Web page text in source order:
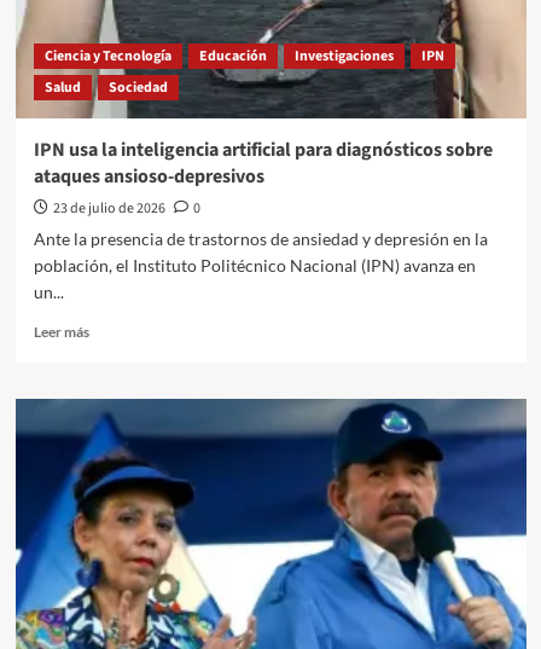
populares
de
España
en
el
Ciencia y Tecnología Educación Investigaciones
IPN
Salud
Sociedad
IPN usa la inteligencia artificial para diagnósticos sobre
ataques ansioso-depresivos
23 de julio de 2026
0
Ante la presencia de trastornos de ansiedad y depresión en la
población, el Instituto Politécnico Nacional (IPN) avanza en
un...
Leer másLeer
IPN
usa
la
inteligencia
artificial
para
diagnósticos
sobre
ataques
ansioso-
depresivos